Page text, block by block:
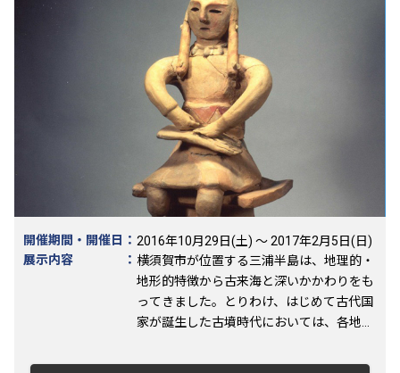
開催期間・開催日 ： 2016年10月29日(土) ～ 2017年2月5日(日)
展示内容
： 横須賀市が位置する三浦半島は、地理的・
地形的特徴から古来海と深いかかわりをも
ってきました。とりわけ、はじめて古代国
家が誕生した古墳時代においては、各地か
り、「海の十字路」として国家の成立と展